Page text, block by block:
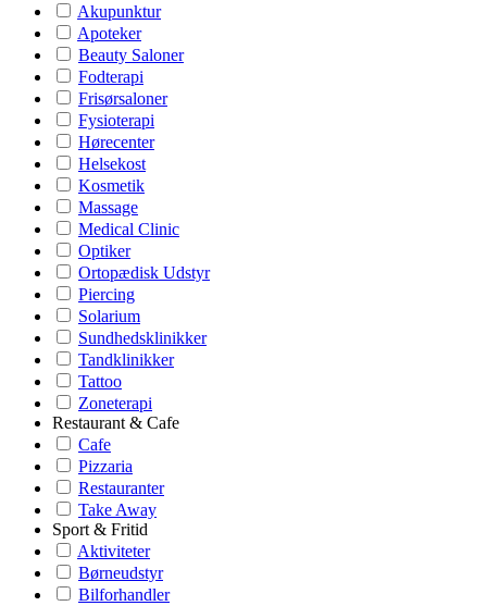
Akupunktur
Apoteker
Beauty Saloner
Fodterapi
Frisørsaloner
Fysioterapi
Hørecenter
Helsekost
Kosmetik
Massage
Medical Clinic
Optiker
Ortopædisk Udstyr
Piercing
Solarium
Sundhedsklinikker
Tandklinikker
Tattoo
Zoneterapi
Restaurant & Cafe
Cafe
Pizzaria
Restauranter
Take Away
Sport & Fritid
Aktiviteter
Børneudstyr
Bilforhandler